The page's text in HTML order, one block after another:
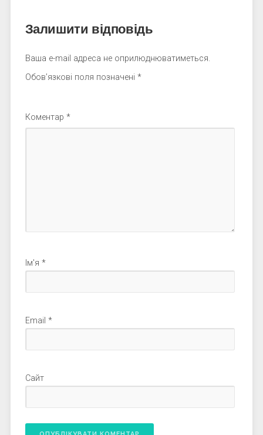
Залишити відповідь
Ваша e-mail адреса не оприлюднюватиметься.
Обов’язкові поля позначені *
Коментар *
Ім'я *
Email *
Сайт